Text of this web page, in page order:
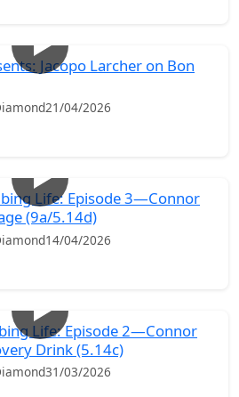
Jacopo Larcher on Bon
21/04/2026
Life: Episode 3—Connor
(9a/5.14d)
14/04/2026
Life: Episode 2—Connor
Drink (5.14c)
31/03/2026